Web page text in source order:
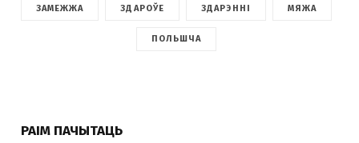
ЗАМЕЖЖА ЗДАРОЎЕ ЗДАРЭННІ МЯЖА
ПОЛЬШЧА
РАІМ ПАЧЫТАЦЬ